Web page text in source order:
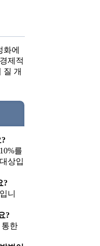
에
제적
질 개
를
상입
?
니
?
통한